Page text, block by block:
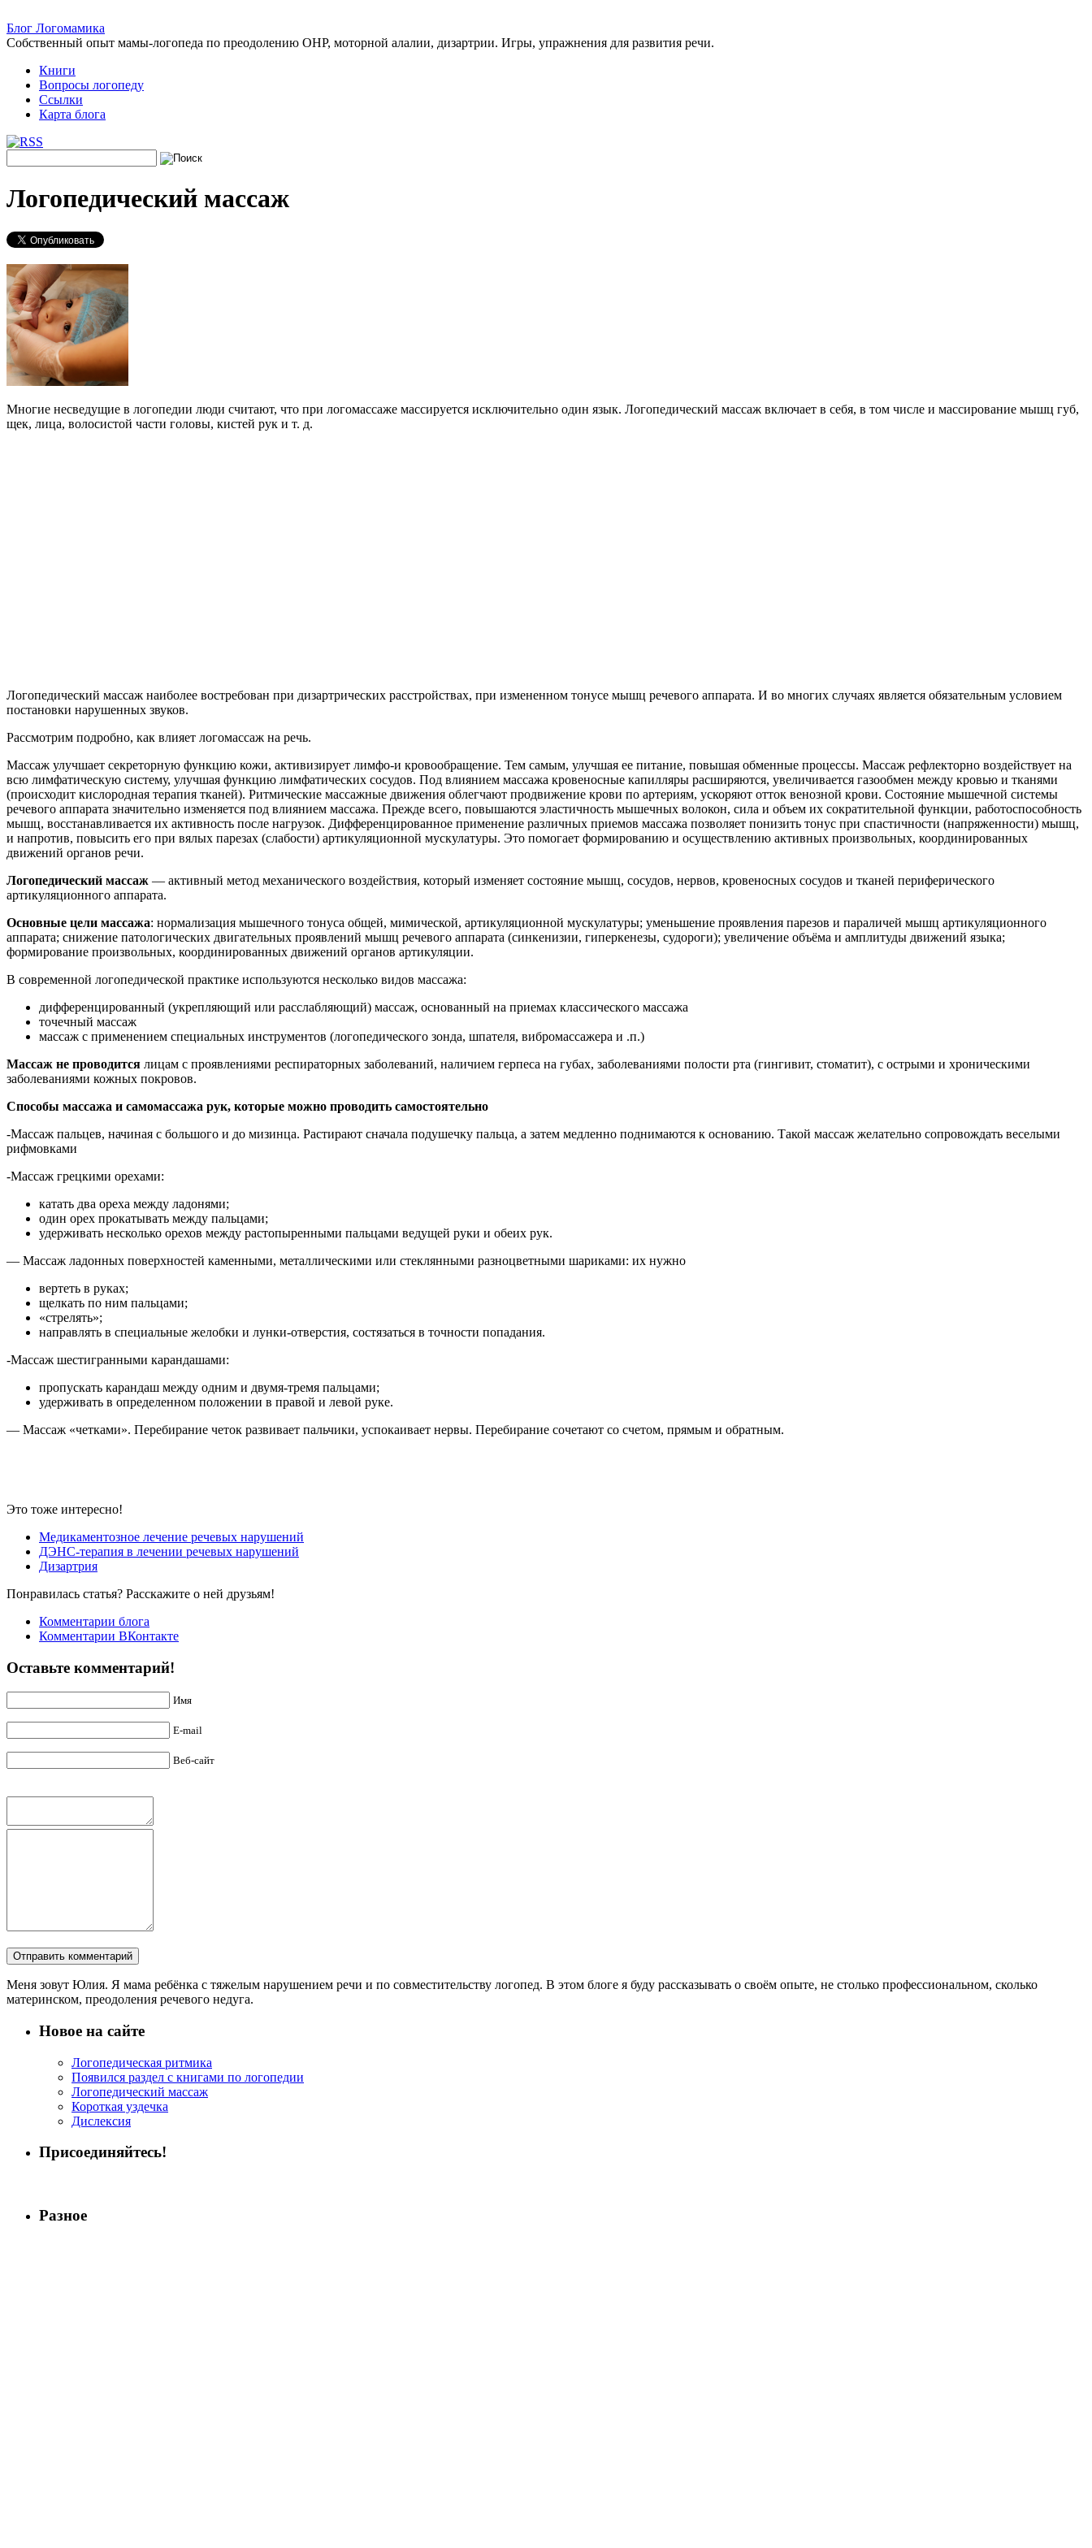
Блог Логомамика
Собственный опыт мамы-логопеда по преодолению ОНР, моторной алалии, дизартрии. Игры, упражнения для развития речи.
Книги
Вопросы логопеду
Cсылки
Карта блога
Логопедический массаж
Многие несведущие в логопедии люди считают, что при логомассаже массируется исключительно один язык. Логопедический массаж включает в себя, в том числе и массирование мышц губ,
щек, лица, волосистой части головы, кистей рук и т. д.
Логопедический массаж наиболее востребован при дизартрических расстройствах, при измененном тонусе мышц речевого аппарата. И во многих случаях является обязательным условием
постановки нарушенных звуков.
Рассмотрим подробно, как влияет логомассаж на речь.
Массаж улучшает секреторную функцию кожи, активизирует лимфо-и кровообращение. Тем самым, улучшая ее питание, повышая обменные процессы. Массаж рефлекторно воздействует на
всю лимфатическую систему, улучшая функцию лимфатических сосудов. Под влиянием массажа кровеносные капилляры расширяются, увеличивается газообмен между кровью и тканями
(происходит кислородная терапия тканей). Ритмические массажные движения облегчают продвижение крови по артериям, ускоряют отток венозной крови. Состояние мышечной системы
речевого аппарата значительно изменяется под влиянием массажа. Прежде всего, повышаются эластичность мышечных волокон, сила и объем их сократительной функции, работоспособность
мышц, восстанавливается их активность после нагрузок. Дифференцированное применение различных приемов массажа позволяет понизить тонус при спастичности (напряженности) мышц,
и напротив, повысить его при вялых парезах (слабости) артикуляционной мускулатуры. Это помогает формированию и осуществлению активных произвольных, координированных
движений органов речи.
Логопедический массаж — активный метод механического воздействия, который изменяет состояние мышц, сосудов, нервов, кровеносных сосудов и тканей периферического
артикуляционного аппарата.
Основные цели массажа: нормализация мышечного тонуса общей, мимической, артикуляционной мускулатуры; уменьшение проявления парезов и параличей мышц артикуляционного
аппарата; снижение патологических двигательных проявлений мышц речевого аппарата (синкенизии, гиперкенезы, судороги); увеличение объёма и амплитуды движений языка;
формирование произвольных, координированных движений органов артикуляции.
В современной логопедической практике используются несколько видов массажа:
дифференцированный (укрепляющий или расслабляющий) массаж, основанный на приемах классического массажа
точечный массаж
массаж с применением специальных инструментов (логопедического зонда, шпателя, вибромассажера и .п.)
Массаж не проводится лицам с проявлениями респираторных заболеваний, наличием герпеса на губах, заболеваниями полости рта (гингивит, стоматит), с острыми и хроническими
заболеваниями кожных покровов.
Способы массажа и самомассажа рук, которые можно проводить самостоятельно
-Массаж пальцев, начиная с большого и до мизинца. Растирают сначала подушечку пальца, а затем медленно поднимаются к основанию. Такой массаж желательно сопровождать веселыми
рифмовками
-Массаж грецкими орехами:
катать два ореха между ладонями;
один орех прокатывать между пальцами;
удерживать несколько орехов между растопыренными пальцами ведущей руки и обеих рук.
— Массаж ладонных поверхностей каменными, металлическими или стеклянными разноцветными шариками: их нужно
вертеть в руках;
щелкать по ним пальцами;
«стрелять»;
направлять в специальные желобки и лунки-отверстия, состязаться в точности попадания.
-Массаж шестигранными карандашами:
пропускать карандаш между одним и двумя-тремя пальцами;
удерживать в определенном положении в правой и левой руке.
— Массаж «четками». Перебирание четок развивает пальчики, успокаивает нервы. Перебирание сочетают со счетом, прямым и обратным.
Это тоже интересно!
Медикаментозное лечение речевых нарушений
ДЭНС-терапия в лечении речевых нарушений
Дизартрия
Понравилась статья? Расскажите о ней друзьям!
Комментарии блога
Комментарии ВКонтакте
Оставьте комментарий!
Имя
E-mail
Веб-сайт
Меня зовут Юлия. Я мама ребёнка с тяжелым нарушением речи и по совместительству логопед. В этом блоге я буду рассказывать о своём опыте, не столько профессиональном, сколько
материнском, преодоления речевого недуга.
Новое на сайте
Логопедическая ритмика
Появился раздел с книгами по логопедии
Логопедический массаж
Короткая уздечка
Дислексия
Присоединяйтесь!
Разное